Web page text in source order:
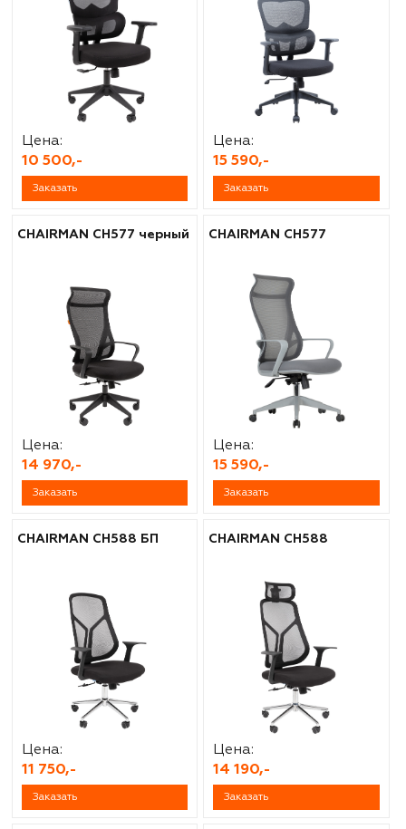
Цена:
10 500,-
Заказать
Цена:
15 590,-
Заказать
CHAIRMAN CH577 черный
Цена:
14 970,-
Заказать
CHAIRMAN CH577
Цена:
15 590,-
Заказать
CHAIRMAN CH588 БП
Цена:
11 750,-
Заказать
CHAIRMAN CH588
Цена:
14 190,-
Заказать